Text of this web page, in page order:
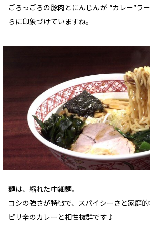
ごろっごろの豚肉とにんじんが “カレー”ラ
らに印象づけていますね。
麺は、縮れた中細麺。
コシの強さが特徴で、スパイシーさと家庭
ピリ辛のカレーと相性抜群です♪